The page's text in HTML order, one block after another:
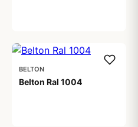
BELTON
Belton Ral 1004